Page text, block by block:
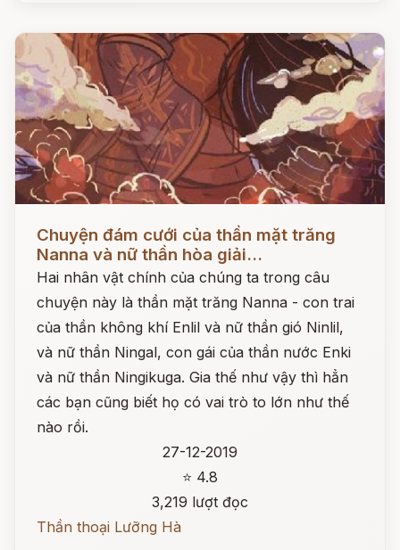
Chuyện đám cưới của thần mặt trăng
Nanna và nữ thần hòa giải...
Hai nhân vật chính của chúng ta trong câu
chuyện này là thần mặt trăng Nanna - con trai
của thần không khí Enlil và nữ thần gió Ninlil,
và nữ thần Ningal, con gái của thần nước Enki
và nữ thần Ningikuga. Gia thế như vậy thì hẳn
các bạn cũng biết họ có vai trò to lớn như thế
nào rồi.
27-12-2019
⭐ 4.8
3,219 lượt đọc
Thần thoại Lưỡng Hà